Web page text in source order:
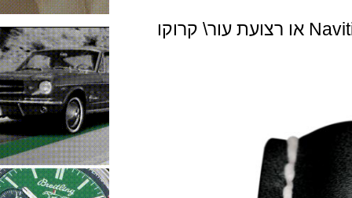
השעןן זמין עם צמיד פלדה מסוג Navitimer או רצועת עור\ קרוקו